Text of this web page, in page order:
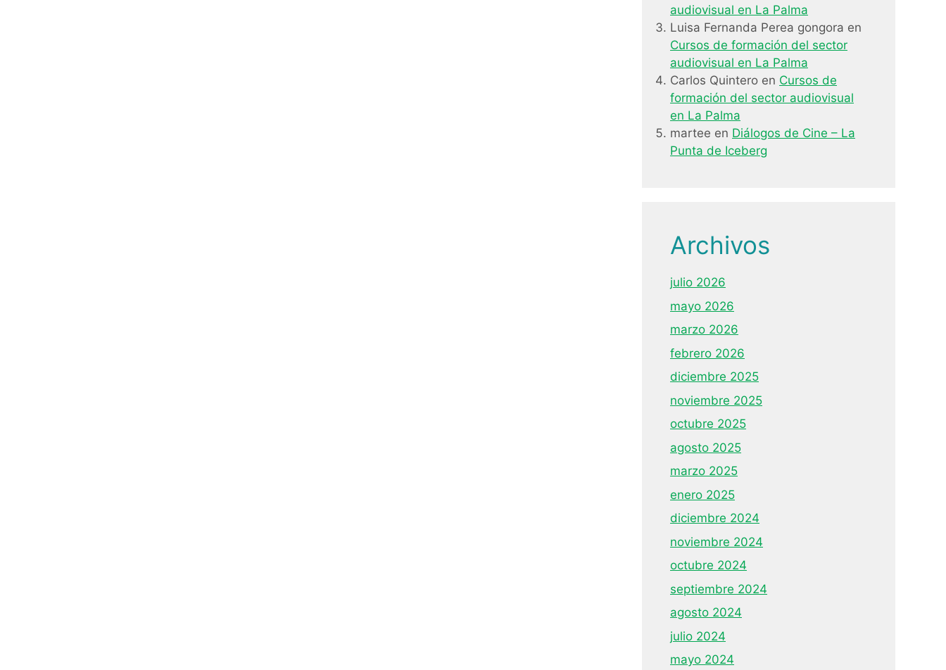
audiovisual en La Palma
Luisa Fernanda Perea gongora en
Cursos de formación del sector
audiovisual en La Palma
Carlos Quintero en Cursos de
formación del sector audiovisual
en La Palma
martee en Diálogos de Cine – La
Punta de Iceberg
Archivos
julio 2026
mayo 2026
marzo 2026
febrero 2026
diciembre 2025
noviembre 2025
octubre 2025
agosto 2025
marzo 2025
enero 2025
diciembre 2024
noviembre 2024
octubre 2024
septiembre 2024
agosto 2024
julio 2024
mayo 2024